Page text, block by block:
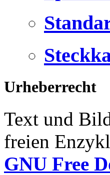
Urheberrecht
Text und
freien
GNU Free